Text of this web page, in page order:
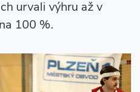
urvali výhru až v
100 %.